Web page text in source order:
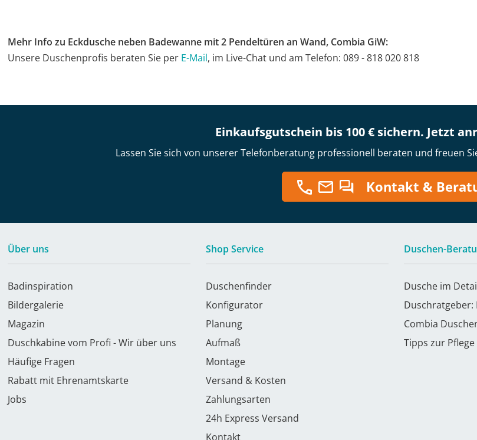
Mehr Info zu Eckdusche neben Badewanne mit 2 Pendeltüren an Wand, Combia GiW:
Unsere Duschenprofis beraten Sie per E-Mail, im Live-Chat und am Telefon: 089 - 818 020 818
Einkaufsgutschein bis 100 € sichern. Jetzt
Lassen Sie sich von unserer Telefonberatung professionell beraten und freuen
Kontakt &
Über uns
Badinspiration
Bildergalerie
Magazin
Duschkabine vom Profi - Wir über uns
Häufige Fragen
Rabatt mit Ehrenamtskarte
Jobs
Shop Service
Duschenfinder
Konfigurator
Planung
Aufmaß
Montage
Versand & Kosten
Zahlungsarten
24h Express Versand
Kontakt
Duschen-
Dusche im
Duschratgeber:
Combia
Tipps zur